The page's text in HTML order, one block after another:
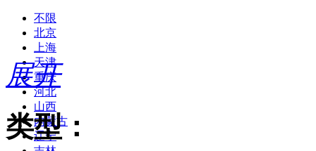
不限
北京
上海
天津
重庆
河北
山西
内蒙古
辽宁
展开
类型：